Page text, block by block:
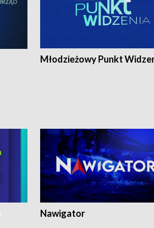
Młodzieżowy Punkt
Nawigator